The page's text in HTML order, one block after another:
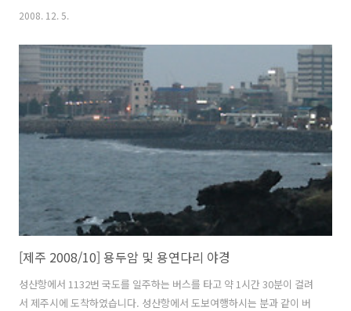
교때는 경주였습니다. 요즘엔 제주도 아니면 해외로 간다지요... 세상 많
몰라서, 대충 보기엔 잘 그리는것 같습니다. 저런그림을 크로키라 하나
요.. 대상의 특징을 파악하여 그리는 것이였던가... 아니면 말고... 사진찍
다가 학생들이 많이 몰려와서 얼른 자리를 피했습니다. 가까이에서 찍으
니 더 알아볼수 없네... 동전 넣고 보는 망원경입니다. 많이 낡아서 보이
지 않을것 같기도 하고... X시X나 항공 뱅기 X한항공 뱅기 외국인 커플..
2008. 12. 5.
[제주 2008/10] 용두암 및 용연다리 야경
성산항에서 1132번 국도를 일주하는 버스를 타고 약 1시간 30분이 걸려
서 제주시에 도착하였습니다. 성산항에서 도보여행하시는 분과 같이 버